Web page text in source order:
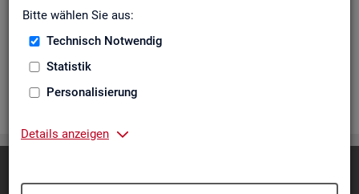
Bitte wählen Sie aus:
Technisch Notwendig
Statistik
Personalisierung
Details anzeigen
Die Ta­bel­len er­schei­nen jähr­lich und ent­hal­ten In­for­ma­tio­nen
über Be­stand, Ar­beits­ort, Wohn­ort, Ge­schlecht, Äl­te­re, Aus­
Be­trie­be / Be­triebs­grö­ße, Pend­ler und wei­te­re Merk­ma­le.